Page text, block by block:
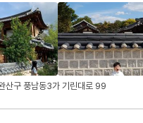
산구 풍남동3가 기린대로 99